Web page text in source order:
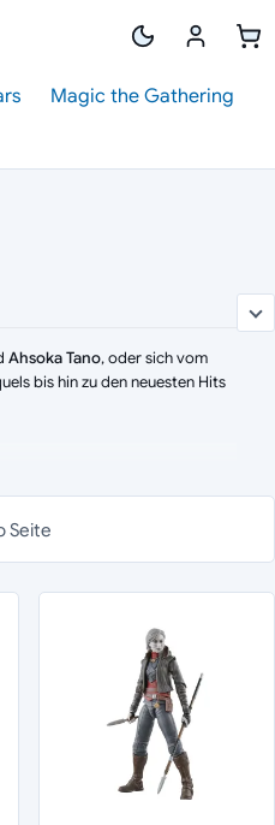
Magic the Gathering
Ahsoka Tano, oder sich vom
bis hin zu den neuesten Hits
80er Jahre.
dabei.
Seite